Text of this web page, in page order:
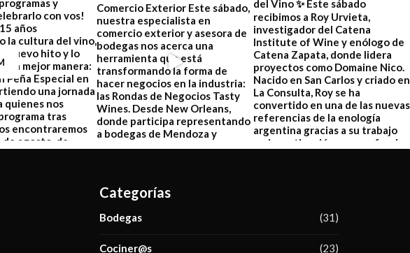
Categorías
Bodegas (31)
Cociner@s (23)